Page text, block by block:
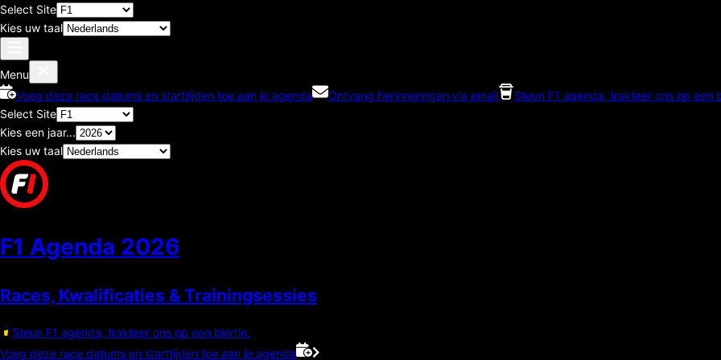
Select Site
Kies uw taal
Menu
Voeg deze race datums en starttijden toe aan je agenda
Ontvang herinneringen via email
Steun F1 agenda, trakteer ons op een
Select Site
Kies een jaar...
Kies uw taal
F1 Agenda 2026
Races, Kwalificaties & Trainingsessies
Steun F1 agenda, trakteer ons op een biertje.
Voeg deze race datums en starttijden toe aan je agenda